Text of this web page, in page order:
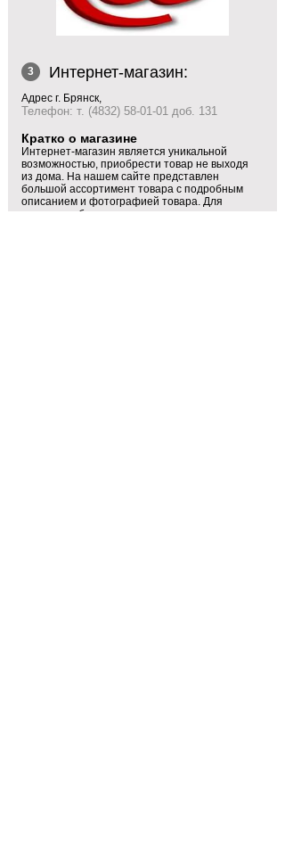
3 Интернет-магазин:
Адрес г. Брянск,
Телефон: т. (4832) 58-01-01 доб. 131
Кратко о магазине
Интернет-магазин является уникальной
возможностью, приобрести товар не выходя
из дома. На нашем сайте представлен
большой ассортимент товара с подробным
описанием и фотографией товара. Для
вашего удобства мы предоставляем